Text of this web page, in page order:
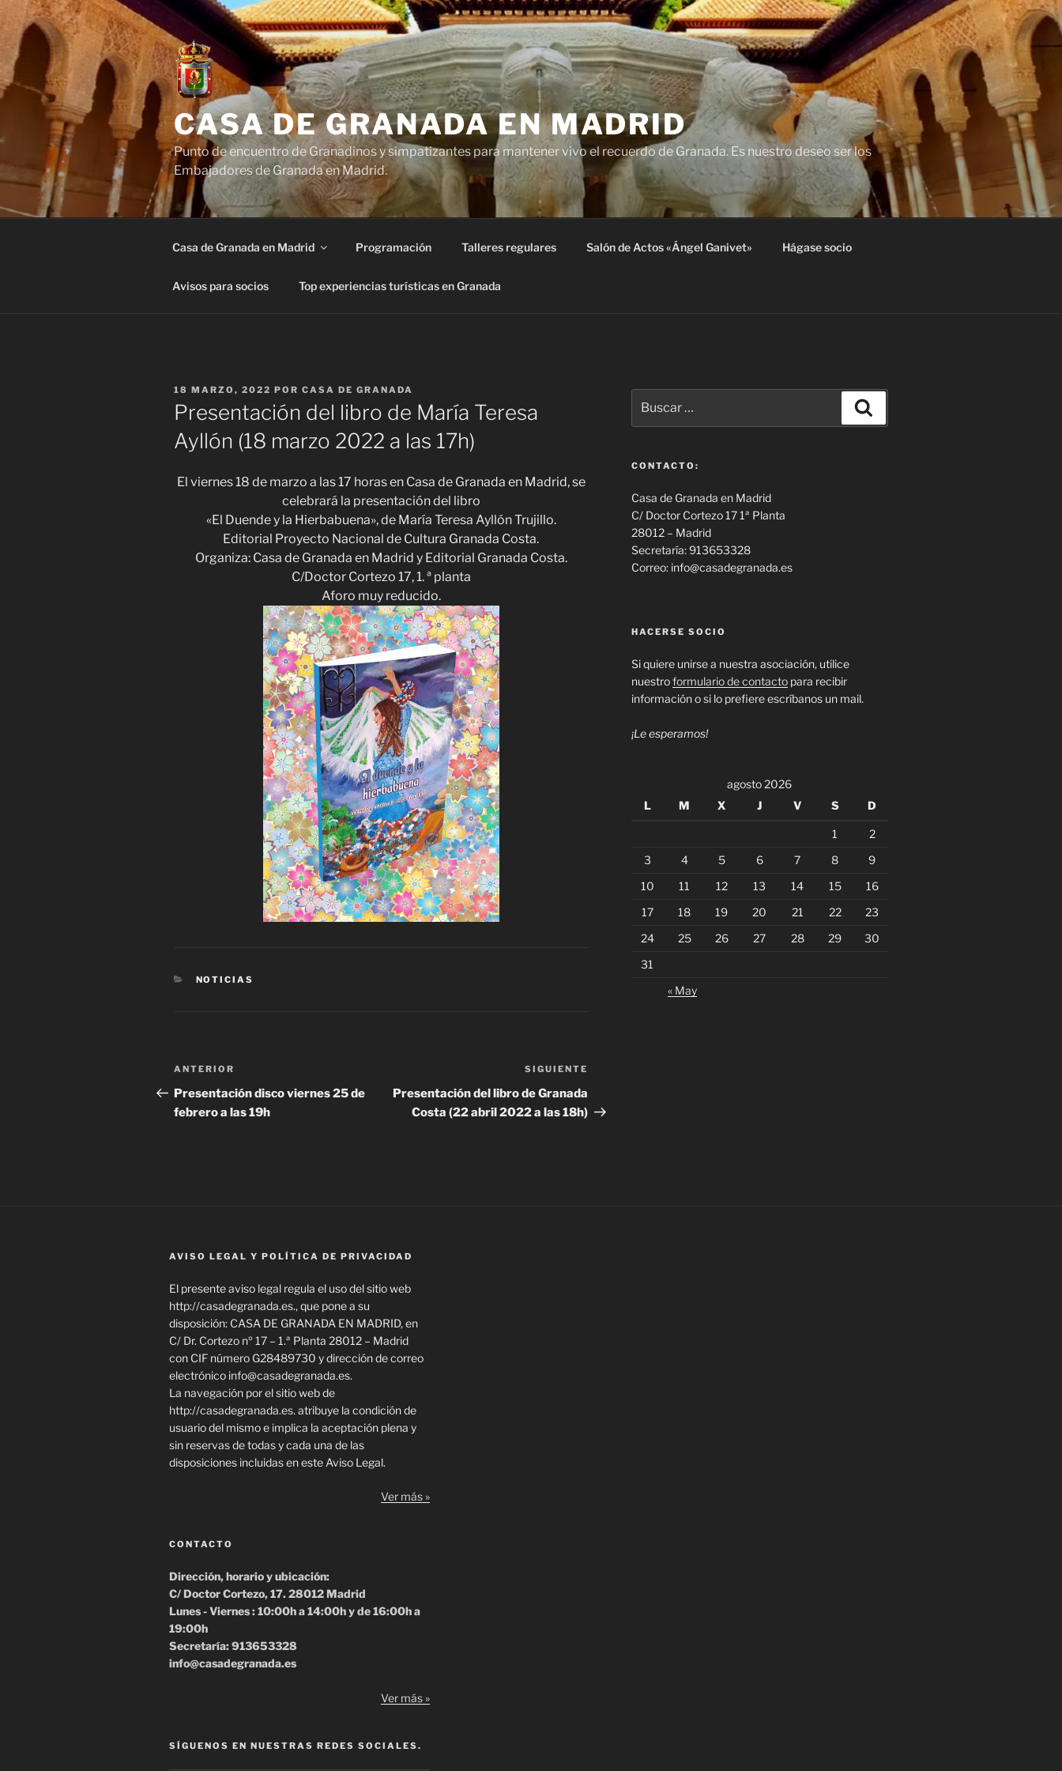
Saltar
al
contenido
CASA DE GRANADA EN MADRID
Punto de encuentro de Granadinos y simpatizantes para mantener vivo el recuerdo de Granada. Es nuestro deseo ser los
Embajadores de Granada en Madrid.
Casa de Granada en Madrid Programación Talleres regulares Salón de Actos «Ángel Ganivet» Hágase socio
Avisos para socios Top experiencias turísticas en Granada
PUBLICADO
EL
18 MARZO, 2022 POR CASA DE GRANADA
Presentación del libro de María Teresa
Ayllón (18 marzo 2022 a las 17h)
El viernes 18 de marzo a las 17 horas en Casa de Granada en Madrid, se
celebrará la presentación del libro
«El Duende y la Hierbabuena», de María Teresa Ayllón Trujillo.
Editorial Proyecto Nacional de Cultura Granada Costa.
Organiza: Casa de Granada en Madrid y Editorial Granada Costa.
C/Doctor Cortezo 17, 1. ª planta
Aforo muy reducido.
CATEGORÍAS
NOTICIAS
Navegación
de
entradas
Entrada
anterior:
ANTERIOR
Presentación disco viernes 25 de
febrero a las 19h
SIGUIENTE
Presentación del libro de Granada
Costa (22 abril 2022 a las 18h)
por:
CONTACTO:
Casa de Granada en Madrid
C/ Doctor Cortezo 17 1ª Planta
28012 – Madrid
Secretaría: 913653328
Correo: info@casadegranada.es
HACERSE SOCIO
Si quiere unirse a nuestra asociación, utilice
nuestroformulario de contactopara recibir
información o si lo prefiere escríbanos un mail.
¡Le esperamos!
agosto 2026
L
M X J V S D
1
2
3
4 5 6 7 8
9
10
11 12 13 14 15
16
17
18 19 20 21 22
23
24
25 26 27 28 29
30
31
« May
AVISO LEGAL Y POLÍTICA DE PRIVACIDAD
El presente aviso legal regula el uso del sitio web
http://casadegranada.es., que pone a su
disposición: CASA DE GRANADA EN MADRID, en
C/ Dr. Cortezo nº 17 – 1.ª Planta 28012 – Madrid
con CIF número G28489730 y dirección de correo
electrónico info@casadegranada.es.
La navegación por el sitio web de
http://casadegranada.es. atribuye la condición de
usuario del mismo e implica la aceptación plena y
sin reservas de todas y cada una de las
disposiciones incluidas en este Aviso Legal.
Ver más »
CONTACTO
Dirección, horario y ubicación:
C/ Doctor Cortezo, 17. 28012 Madrid
Lunes - Viernes : 10:00h a 14:00h y de 16:00h a
19:00h
Secretaría: 913653328
info@casadegranada.es
Ver más »
SÍGUENOS EN NUESTRAS REDES SOCIALES.